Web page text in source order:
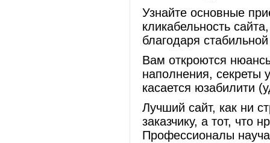
Узнайте основные
кликабельность
благодаря
Вам откроются
наполнения, секреты
касается юзабилити
Лучший сайт, как ни
заказчику, а тот, что
Профессионалы